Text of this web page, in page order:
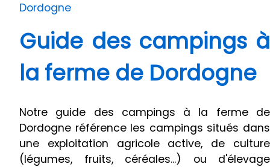
Dordogne
Guide des campings à
la ferme de Dordogne
Notre guide des campings à la ferme de
Dordogne référence les campings situés dans
une exploitation agricole active, de culture
(légumes, fruits, céréales...) ou d'élevage